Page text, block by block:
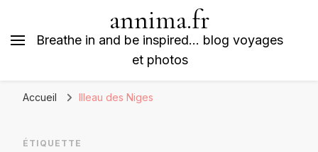
annima.fr
Breathe in and be inspired… blog voyages
et photos
Accueil Illeau des Niges
ÉTIQUETTE